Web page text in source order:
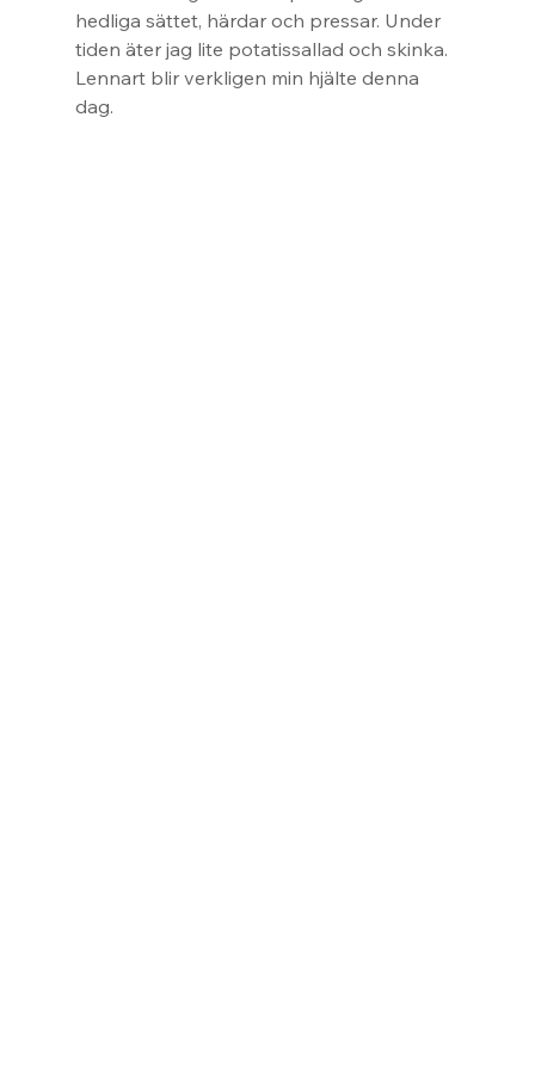
hedliga sättet, härdar och pressar. Under
tiden äter jag lite potatissallad och skinka.
Lennart blir verkligen min hjälte denna
dag.